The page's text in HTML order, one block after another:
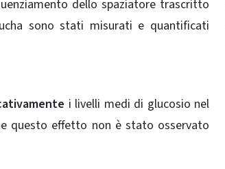
dello spaziatore trascritto
sono stati misurati e quantificati
i livelli medi di glucosio nel
questo effetto non è stato osservato